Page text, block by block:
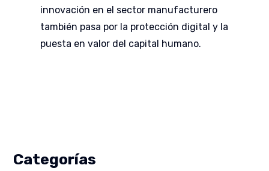
Categorías
innovación en el sector manufacturero
también pasa por la protección digital y la
puesta en valor del capital humano.